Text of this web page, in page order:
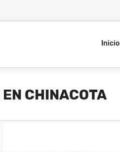
Inicio
CHINACOTA